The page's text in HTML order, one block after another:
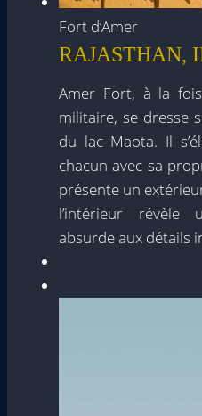
Fort d’Amer
RAJASTHAN,
Amer Fort, à la
militaire, se dresse
du lac Maota. Il
chacun avec sa
présente un
l’intérieur révèle
absurde aux détails